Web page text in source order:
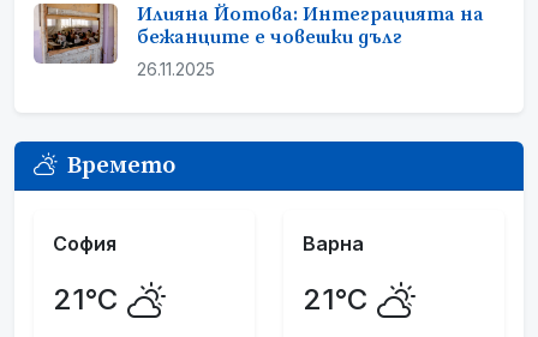
Илияна Йотова: Интеграцията на
бежанците е човешки дълг
26.11.2025
Времето
София
21°C
Варна
21°C